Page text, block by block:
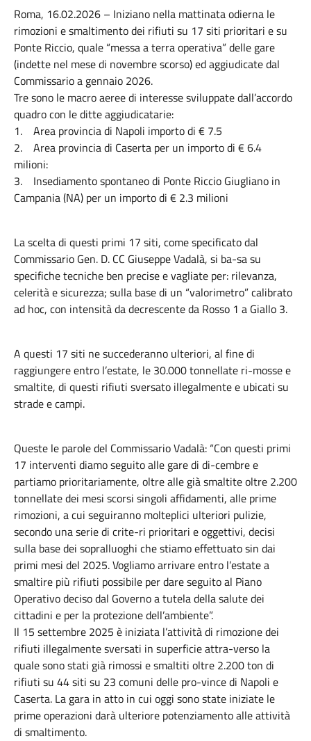
Roma, 16.02.2026 – Iniziano nella mattinata odierna le
rimozioni e smaltimento dei rifiuti su 17 siti prioritari e su
Ponte Riccio, quale “messa a terra operativa” delle gare
(indette nel mese di novembre scorso) ed aggiudicate dal
Commissario a gennaio 2026.
Tre sono le macro aeree di interesse sviluppate dall’accordo
quadro con le ditte aggiudicatarie:
1. Area provincia di Napoli importo di € 7.5
2. Area provincia di Caserta per un importo di € 6.4
milioni:
3. Insediamento spontaneo di Ponte Riccio Giugliano in
Campania (NA) per un importo di € 2.3 milioni
La scelta di questi primi 17 siti, come specificato dal
Commissario Gen. D. CC Giuseppe Vadalà, si ba-sa su
specifiche tecniche ben precise e vagliate per: rilevanza,
celerità e sicurezza; sulla base di un “valorimetro” calibrato
ad hoc, con intensità da decrescente da Rosso 1 a Giallo 3.
A questi 17 siti ne succederanno ulteriori, al fine di
raggiungere entro l’estate, le 30.000 tonnellate ri-mosse e
smaltite, di questi rifiuti sversato illegalmente e ubicati su
strade e campi.
Queste le parole del Commissario Vadalà: “Con questi primi
17 interventi diamo seguito alle gare di di-cembre e
partiamo prioritariamente, oltre alle già smaltite oltre 2.200
tonnellate dei mesi scorsi singoli affidamenti, alle prime
rimozioni, a cui seguiranno molteplici ulteriori pulizie,
secondo una serie di crite-ri prioritari e oggettivi, decisi
sulla base dei sopralluoghi che stiamo effettuato sin dai
primi mesi del 2025. Vogliamo arrivare entro l’estate a
smaltire più rifiuti possibile per dare seguito al Piano
Operativo deciso dal Governo a tutela della salute dei
cittadini e per la protezione dell’ambiente”.
Il 15 settembre 2025 è iniziata l’attività di rimozione dei
rifiuti illegalmente sversati in superficie attra-verso la
quale sono stati già rimossi e smaltiti oltre 2.200 ton di
rifiuti su 44 siti su 23 comuni delle pro-vince di Napoli e
Caserta. La gara in atto in cui oggi sono state iniziate le
prime operazioni darà ulteriore potenziamento alle attività
di smaltimento.